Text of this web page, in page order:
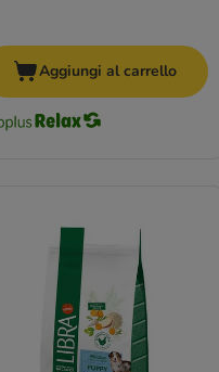
Aggiungi al carrello